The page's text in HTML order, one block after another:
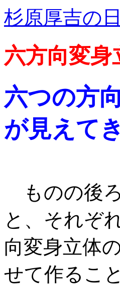
杉原厚吉の
六方向変身
六つの方
が見えて
ものの後
と、それぞ
向変身立体
せて作るこ